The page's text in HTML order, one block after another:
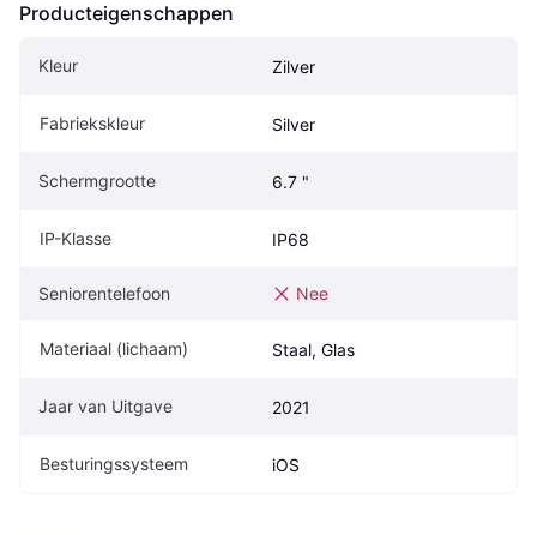
Producteigenschappen
Kleur Zilver
Fabriekskleur Silver
Schermgrootte 6.7 "
IP-Klasse IP68
Seniorentelefoon Nee
Materiaal (lichaam) Staal, Glas
Jaar van Uitgave 2021
Besturingssysteem iOS